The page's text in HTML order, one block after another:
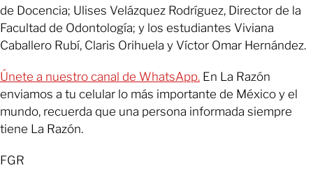
de Docencia; Ulises Velázquez Rodríguez, Director de la
Facultad de Odontología; y los estudiantes Viviana
Caballero Rubí, Claris Orihuela y Víctor Omar Hernández.
Únete a nuestro canal de WhatsApp. En La Razón
enviamos a tu celular lo más importante de México y el
mundo, recuerda que una persona informada siempre
tiene La Razón.
FGR